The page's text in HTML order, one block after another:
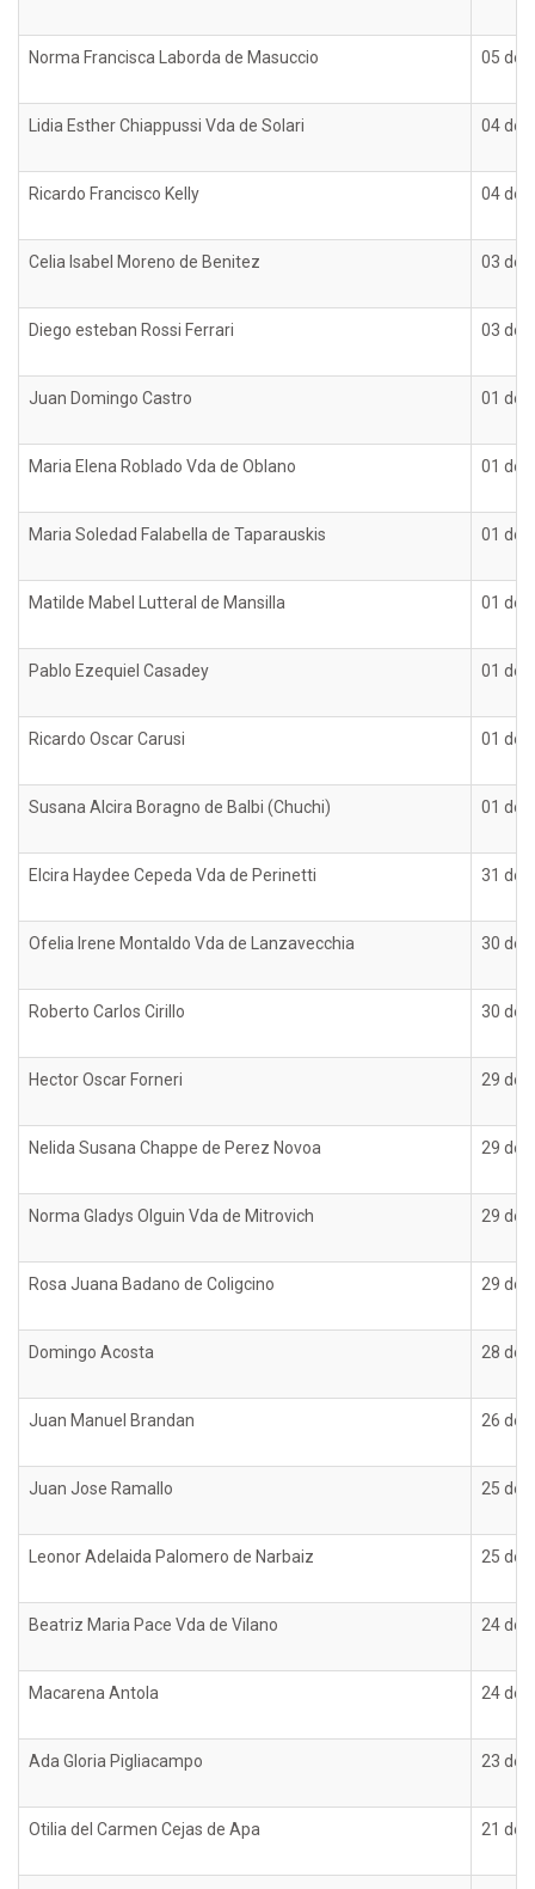
Norma Francisca Laborda de Masuccio 05 de
Lidia Esther Chiappussi Vda de Solari 04 de
Ricardo Francisco Kelly 04 de
Celia Isabel Moreno de Benitez 03 de
Diego esteban Rossi Ferrari 03 de
Juan Domingo Castro 01 de
Maria Elena Roblado Vda de Oblano 01 de
Maria Soledad Falabella de Taparauskis 01 de
Matilde Mabel Lutteral de Mansilla 01 de
Pablo Ezequiel Casadey 01 de
Ricardo Oscar Carusi 01 de
Susana Alcira Boragno de Balbi (Chuchi) 01 de
Elcira Haydee Cepeda Vda de Perinetti 31 de
Ofelia Irene Montaldo Vda de Lanzavecchia 30 de
Roberto Carlos Cirillo 30 de
Hector Oscar Forneri 29 de
Nelida Susana Chappe de Perez Novoa 29 de
Norma Gladys Olguin Vda de Mitrovich 29 de
Rosa Juana Badano de Coligcino 29 de
Domingo Acosta 28 de
Juan Manuel Brandan 26 de
Juan Jose Ramallo 25 de
Leonor Adelaida Palomero de Narbaiz 25 de
Beatriz Maria Pace Vda de Vilano 24 de
Macarena Antola 24 de
Ada Gloria Pigliacampo 23 de
Otilia del Carmen Cejas de Apa 21 de